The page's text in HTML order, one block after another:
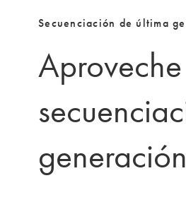
Secuenciación de última
generación